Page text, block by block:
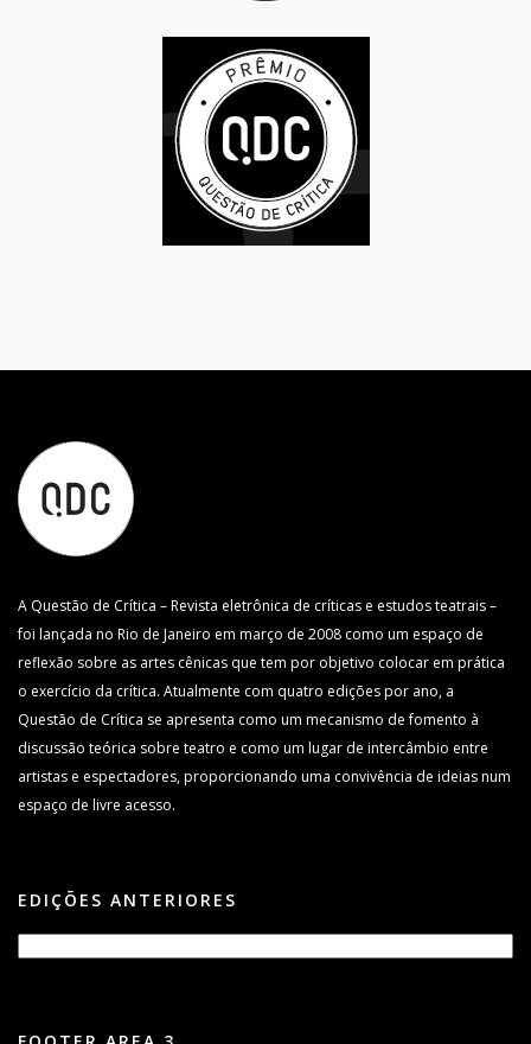
A Questão de Crítica – Revista eletrônica de críticas e estudos teatrais –
foi lançada no Rio de Janeiro em março de 2008 como um espaço de
reflexão sobre as artes cênicas que tem por objetivo colocar em prática
o exercício da crítica. Atualmente com quatro edições por ano, a
Questão de Crítica se apresenta como um mecanismo de fomento à
discussão teórica sobre teatro e como um lugar de intercâmbio entre
artistas e espectadores, proporcionando uma convivência de ideias num
espaço de livre acesso.
EDIÇÕES ANTERIORES